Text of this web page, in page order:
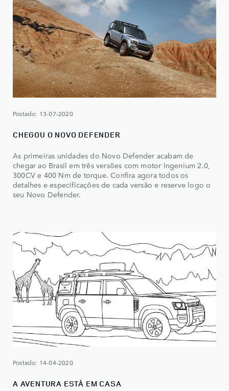
Postado: 13-07-2020
CHEGOU O NOVO DEFENDER
As primeiras unidades do Novo Defender acabam de
chegar ao Brasil em três versões com motor Ingenium 2.0,
300CV e 400 Nm de torque. Confira agora todos os
detalhes e especificações de cada versão e reserve logo o
seu Novo Defender.
Postado: 14-04-2020
A AVENTURA ESTÁ EM CASA